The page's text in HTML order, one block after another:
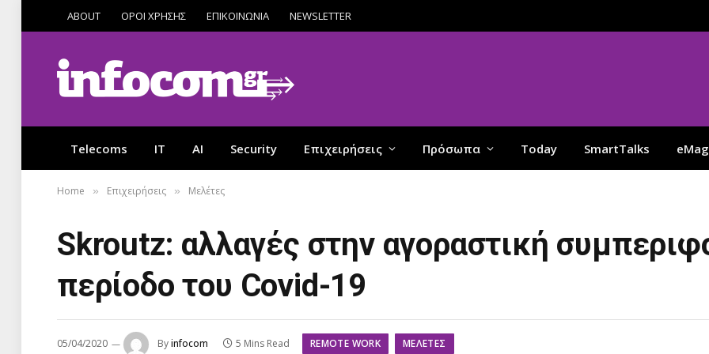
ABOUT ΟΡΟΙ ΧΡΗΣΗΣ ΕΠΙΚΟΙΝΩΝΙΑ NEWSLETTER
Telecoms IT AI Security Επιχειρήσεις Πρόσωπα Today SmartTalks
Home » Επιχειρήσεις » Μελέτες
Skroutz: αλλαγές στην αγοραστική
περίοδο του Covid-19
05/04/2020 Byinfocom 5 Mins Read REMOTE WORK ΜΕΛΈΤΕΣ